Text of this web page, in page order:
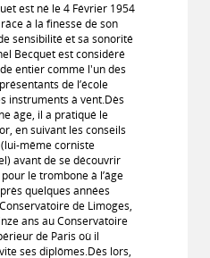
est né le 4 Février 1954
à la finesse de son
sensibilité et sa sonorité
Becquet est considéré
entier comme l'un des
de l’école
instruments à vent.Dès
âge, il a pratiqué le
en suivant les conseils
même corniste
avant de se découvrir
le trombone à l’âge
quelques années
de Limoges,
ans au Conservatoire
de Paris où il
ses diplômes.Dès lors,